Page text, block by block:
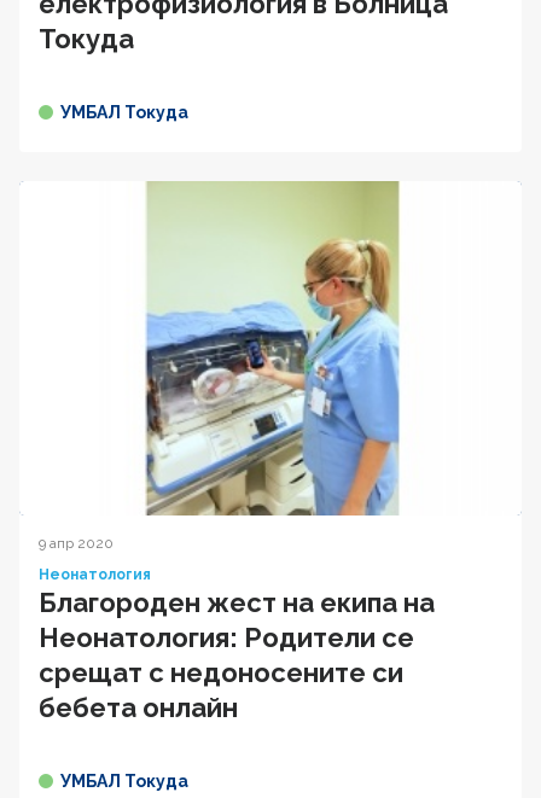
Токуда
УМБАЛ Токуда
9 апр 2020
Неонатология
Благороден жест на екипа на
Неонатология: Родители се
срещат с недоносените си
бебета онлайн
УМБАЛ Токуда